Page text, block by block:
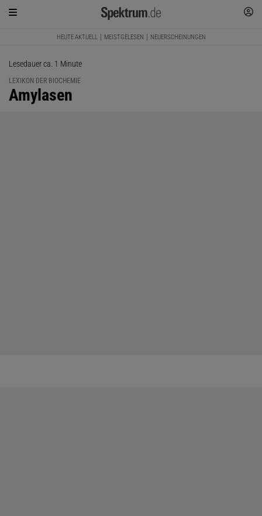
HEUTE AKTUELL MEISTGELESEN NEUERSCHEINUNGEN
Lesedauer ca. 1 Minute
LEXIKON DER BIOCHEMIE
:
Amylasen